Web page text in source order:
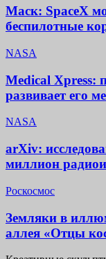
Маск: SpaceX
беспилотные
NASA
Medical Xpress:
развивает его
NASA
arXiv:
миллион
Роскосмос
Земляки в
аллея «Отцы